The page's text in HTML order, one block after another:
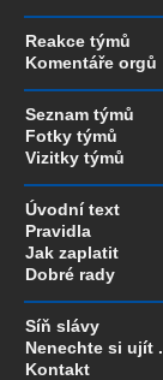
Reakce týmů
Komentáře orgů
Seznam týmů
Fotky týmů
Vizitky týmů
Úvodní text
Pravidla
Jak zaplatit
Dobré rady
Síň slávy
Nenechte si ujít
Kontakt